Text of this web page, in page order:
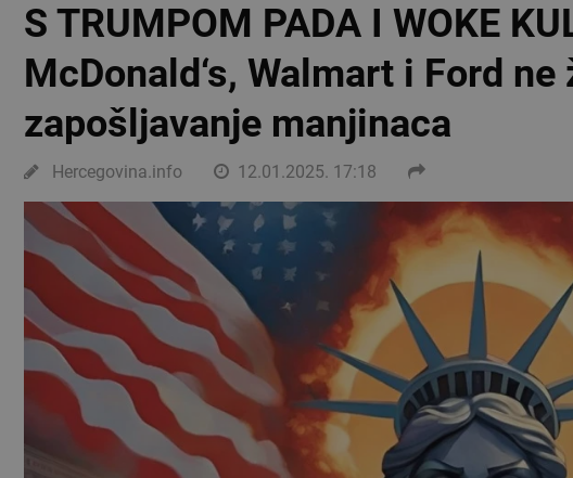
S TRUMPOM PADA I WOKE
McDonald‘s, Walmart i Ford
zapošljavanje manjinaca
Hercegovina.info 12.01.2025. 17:18